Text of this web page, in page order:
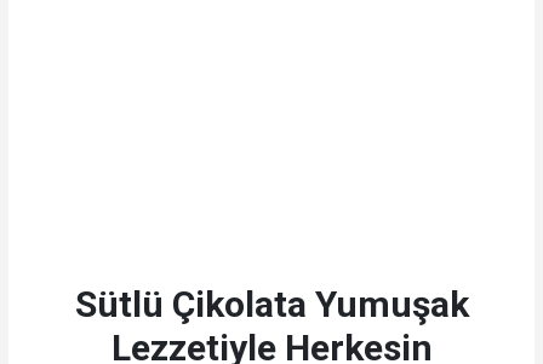
Sütlü Çikolata Yumuşak
Lezzetiyle Herkesin